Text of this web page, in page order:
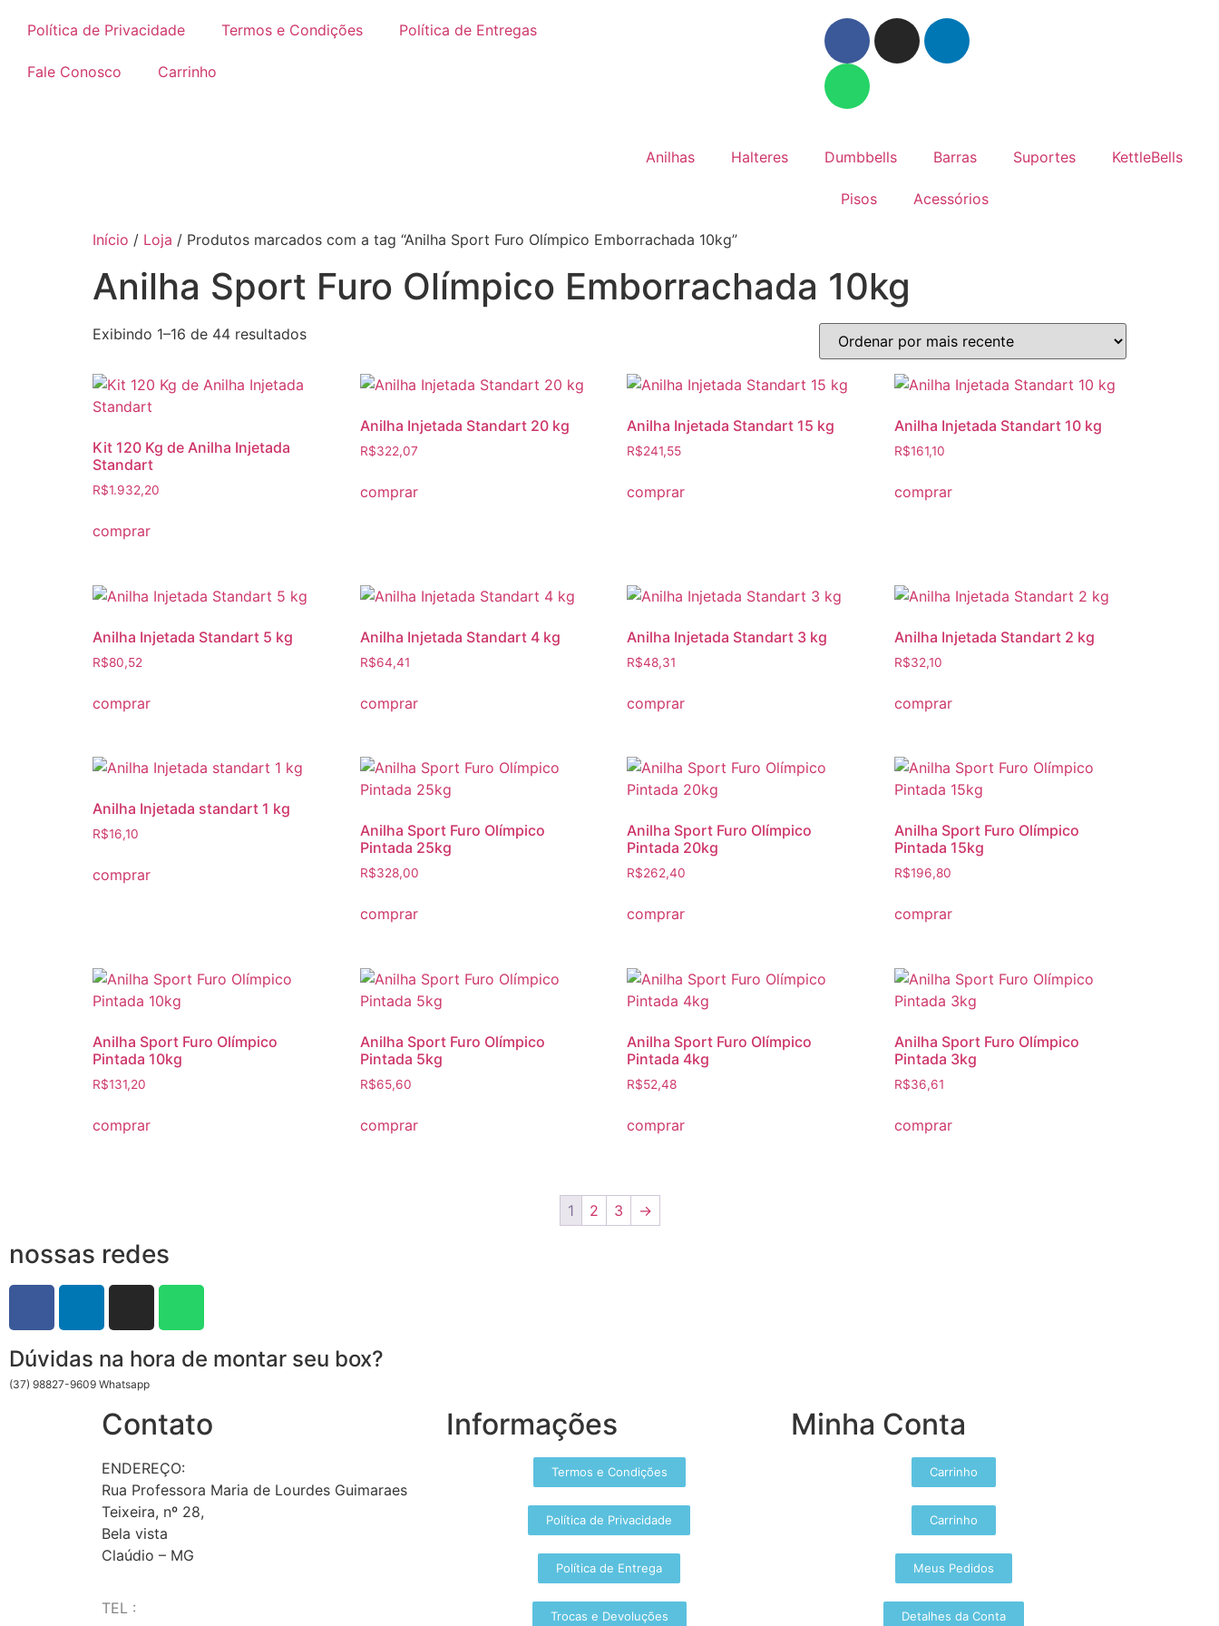
Política de Privacidade Termos e Condições Política de Entregas
Fale Conosco Carrinho
Anilhas Halteres Dumbbells Barras Suportes KettleBells
Pisos Acessórios
Início / Loja / Produtos marcados com a tag “Anilha Sport Furo Olímpico Emborrachada 10kg”
Anilha Sport Furo Olímpico Emborrachada 10kg
Exibindo 1–16 de 44 resultados
Kit 120 Kg de Anilha Injetada
Standart
R$1.932,20
comprar
Anilha Injetada Standart 20 kg
R$322,07
comprar
Anilha Injetada Standart 15 kg
R$241,55
comprar
Anilha Injetada Standart 10 kg
R$161,10
comprar
Anilha Injetada Standart 5 kg
R$80,52
comprar
Anilha Injetada Standart 4 kg
R$64,41
comprar
Anilha Injetada Standart 3 kg
R$48,31
comprar
Anilha Injetada Standart 2 kg
R$32,10
comprar
Anilha Injetada standart 1 kg
R$16,10
comprar
Anilha Sport Furo Olímpico
Pintada 25kg
R$328,00
comprar
Anilha Sport Furo Olímpico
Pintada 20kg
R$262,40
comprar
Anilha Sport Furo Olímpico
Pintada 15kg
R$196,80
comprar
Anilha Sport Furo Olímpico
Pintada 10kg
R$131,20
comprar
Anilha Sport Furo Olímpico
Pintada 5kg
R$65,60
comprar
Anilha Sport Furo Olímpico
Pintada 4kg
R$52,48
comprar
Anilha Sport Furo Olímpico
Pintada 3kg
R$36,61
comprar
1 2 3 →
nossas redes
Dúvidas na hora de montar seu box?
(37) 98827-9609 Whatsapp
Contato
ENDEREÇO:
Rua Professora Maria de Lourdes Guimaraes
Teixeira, nº 28,
Bela vista
Claúdio – MG
TEL :
Informações
Termos e Condições
Política de Privacidade
Política de Entrega
Trocas e Devoluções
Minha Conta
Carrinho
Carrinho
Meus Pedidos
Detalhes da Conta